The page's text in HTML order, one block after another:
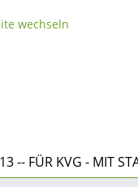
-- FÜR KVG - MIT